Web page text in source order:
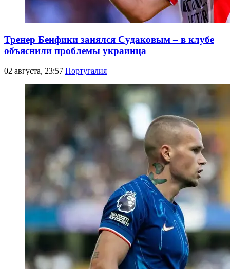
Тренер Бенфики занялся Судаковым – в клубе
объяснили проблемы украинца
02 августа, 23:57 Португалия